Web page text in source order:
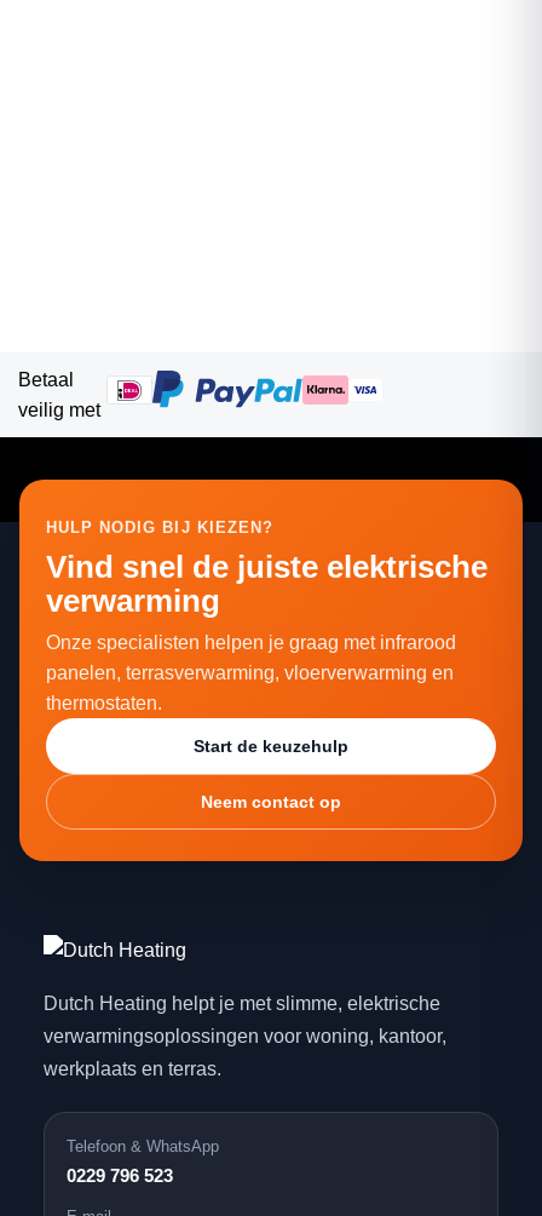
Betaal
veilig met
HULP NODIG BIJ KIEZEN?
Vind snel de juiste elektrische
verwarming
Onze specialisten helpen je graag met infrarood
panelen, terrasverwarming, vloerverwarming en
thermostaten.
Start de keuzehulp
Neem contact op
Dutch Heating helpt je met slimme, elektrische
verwarmingsoplossingen voor woning, kantoor,
werkplaats en terras.
Telefoon & WhatsApp
0229 796 523